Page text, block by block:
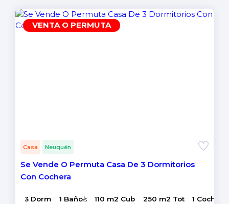
VENTA O PERMUTA
Casa Neuquén
Se Vende O Permuta Casa De 3 Dormitorios
Con Cochera
3 Dorm 1 Baño/s 110 m2 Cub 250 m2 Tot 1 Coch